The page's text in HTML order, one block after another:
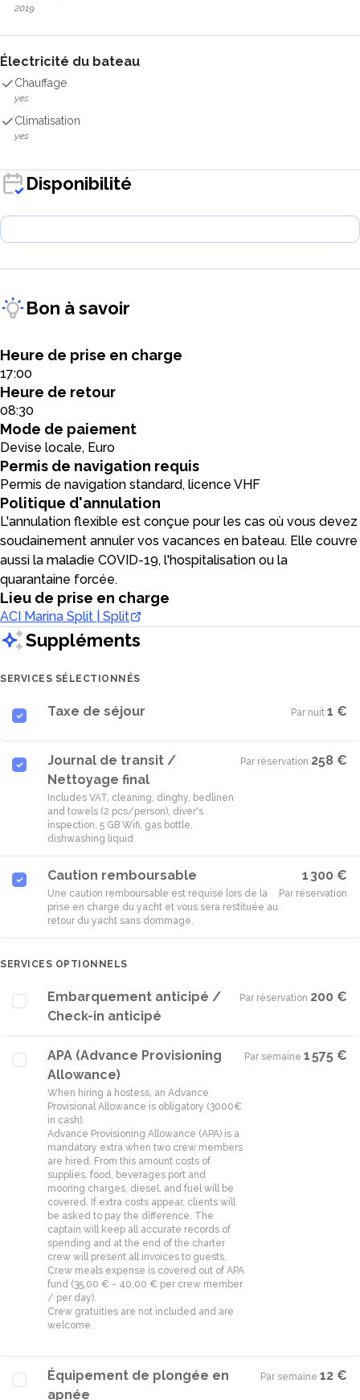
2019
Électricité du bateau
Chauffage
yes
Climatisation
yes
Disponibilité
Bon à savoir
Heure de prise en charge
17:00
Heure de retour
08:30
Mode de paiement
Devise locale, Euro
Permis de navigation requis
Permis de navigation standard, licence VHF
Politique d'annulation
L'annulation flexible est conçue pour les cas où vous devez
soudainement annuler vos vacances en bateau. Elle couvre
aussi la maladie COVID-19, l'hospitalisation ou la
quarantaine forcée.
Lieu de prise en charge
ACI Marina Split | Split
Suppléments
SERVICES SÉLECTIONNÉS
Taxe de séjour Par nuit·1 €
Journal de transit /
Nettoyage final
Includes VAT, cleaning, dinghy, bedlinen
and towels (2 pcs/person), diver's
inspection, 5 GB Wifi, gas bottle,
dishwashing liquid
Par réservation·258 €
Caution remboursable
Une caution remboursable est requise lors de la
prise en charge du yacht et vous sera restituée au
retour du yacht sans dommage.
1 300 €
Par réservation
SERVICES OPTIONNELS
Embarquement anticipé /
Check-in anticipé
Par réservation·200 €
APA (Advance Provisioning
Allowance)
When hiring a hostess, an Advance
Provisional Allowance is obligatory (3000€
in cash).
Advance Provisioning Allowance (APA) is a
mandatory extra when two crew members
are hired. From this amount costs of
supplies, food, beverages port and
mooring charges, diesel, and fuel will be
covered. If extra costs appear, clients will
be asked to pay the difference. The
captain will keep all accurate records of
spending and at the end of the charter
crew will present all invoices to guests.
Crew meals expense is covered out of APA
fund (35,00 € - 40,00 € per crew member
/ per day).
Crew gratuities are not included and are
welcome.
Par semaine·1 575 €
Équipement de plongée en
apnée
Par semaine·12 €